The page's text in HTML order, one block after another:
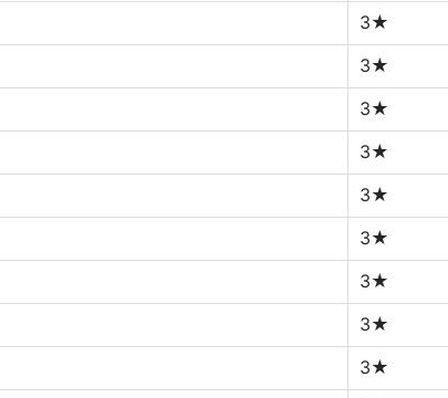
3★
3★
3★
3★
3★
3★
3★
3★
3★